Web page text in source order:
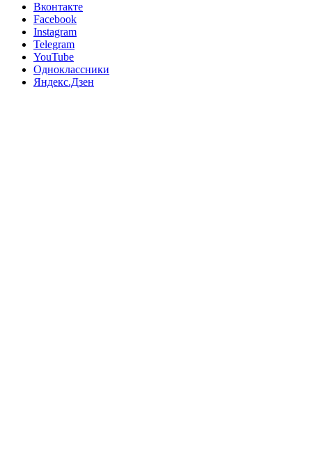
Вконтакте
Facebook
Instagram
Telegram
YouTube
Одноклассники
Яндекс.Дзен